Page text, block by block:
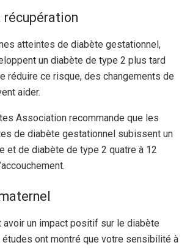
récupération
atteintes de diabète gestationnel,
un diabète de type 2 plus tard
réduire ce risque, des changements de
aider.
Association recommande que les
de diabète gestationnel subissent un
et de diabète de type 2 quatre à 12
avoir un impact positif sur le diabète
ont montré que votre sensibilité à